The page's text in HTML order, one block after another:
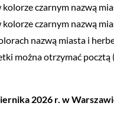
czarnym nazwą
czarnym nazwą
nazwą miasta i
można otrzymać
2026 r. w